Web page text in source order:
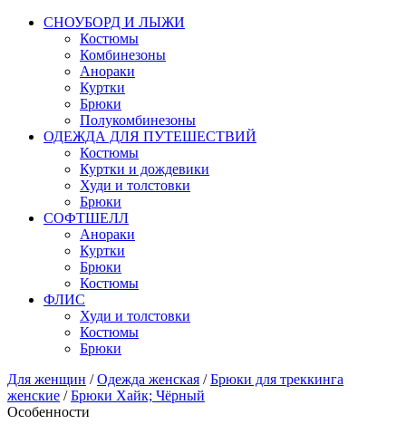
СНОУБОРД И ЛЫЖИ
Костюмы
Комбинезоны
Анораки
Куртки
Брюки
Полукомбинезоны
ОДЕЖДА ДЛЯ ПУТЕШЕСТВИЙ
Костюмы
Куртки и дождевики
Худи и толстовки
Брюки
СОФТШЕЛЛ
Анораки
Куртки
Брюки
Костюмы
ФЛИС
Худи и толстовки
Костюмы
Брюки
Для женщин / Одежда женская / Брюки для треккинга
женские / Брюки Хайк; Чёрный
Особенности